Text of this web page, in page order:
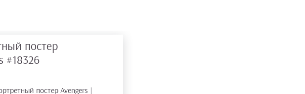
постер
#18326